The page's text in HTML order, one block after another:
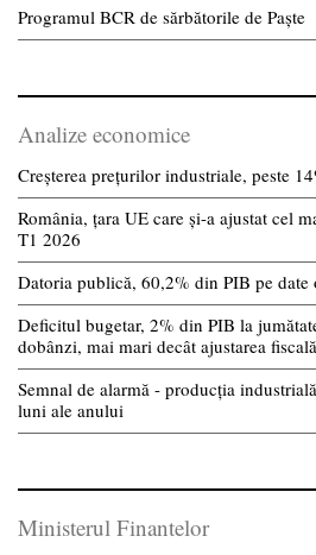
Programul BCR de sărbătorile de Paște
Analize economice
Creșterea prețurilor industriale, peste
România, țara UE care și-a ajustat cel
T1 2026
Datoria publică, 60,2% din PIB pe
Deficitul bugetar, 2% din PIB la
dobânzi, mai mari decât ajustarea fiscală
Semnal de alarmă - producția
luni ale anului
Ministerul Finantelor